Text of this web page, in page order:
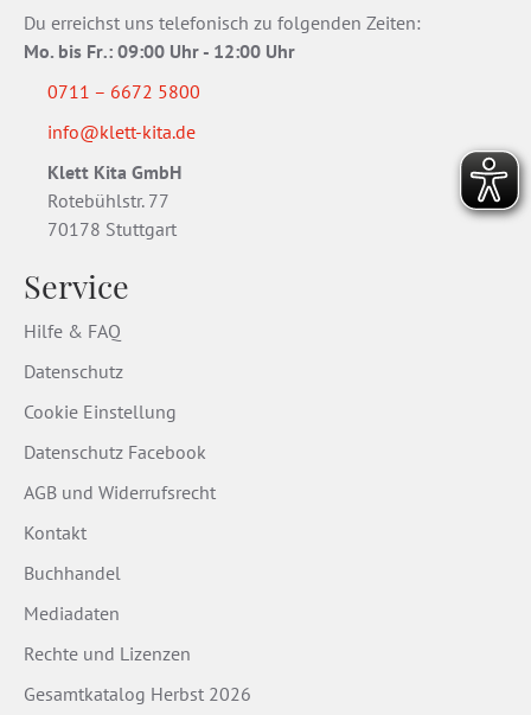
Du erreichst uns telefonisch zu folgenden Zeiten:
Mo. bis Fr.: 09:00 Uhr - 12:00 Uhr
0711 – 6672 5800
info@klett-kita.de
Klett Kita GmbH
Rotebühlstr. 77
70178 Stuttgart
Service
Hilfe & FAQ
Datenschutz
Cookie Einstellung
Datenschutz Facebook
AGB und Widerrufsrecht
Kontakt
Buchhandel
Mediadaten
Rechte und Lizenzen
Gesamtkatalog Herbst 2026